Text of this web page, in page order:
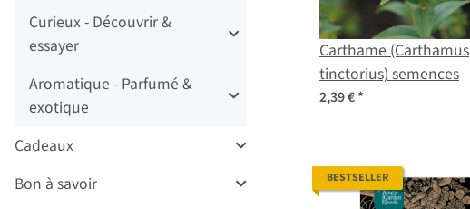
Carthame (Carthamus
tinctorius) semences
2,39 €*
BESTSELLER
Curieux - Découvrir &
essayer
Aromatique - Parfumé &
exotique
Cadeaux
Bon à savoir